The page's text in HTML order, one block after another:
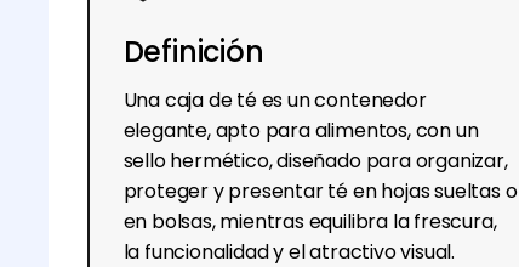
Definición
Una caja de té es un contenedor
elegante, apto para alimentos, con un
sello hermético, diseñado para organizar,
proteger y presentar té en hojas sueltas o
en bolsas, mientras equilibra la frescura,
la funcionalidad y el atractivo visual.